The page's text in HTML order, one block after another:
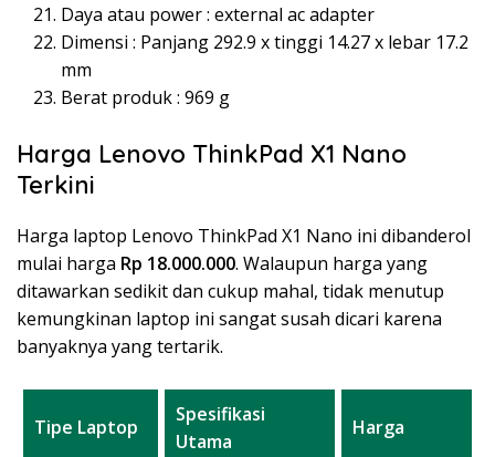
Daya atau power : external ac adapter
Dimensi : Panjang 292.9 x tinggi 14.27 x lebar 17.2
mm
Berat produk : 969 g
Harga Lenovo ThinkPad X1 Nano
Terkini
Harga laptop Lenovo ThinkPad X1 Nano ini dibanderol
mulai harga Rp 18.000.000. Walaupun harga yang
ditawarkan sedikit dan cukup mahal, tidak menutup
kemungkinan laptop ini sangat susah dicari karena
banyaknya yang tertarik.
Tipe Laptop
Spesifikasi
Utama
Harga